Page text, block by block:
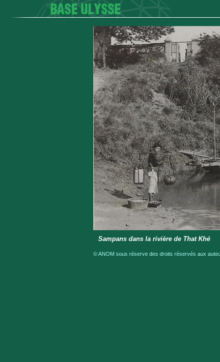
Sampans dans la rivière de That Khé
© ANOM sous réserve des droits réservés aux